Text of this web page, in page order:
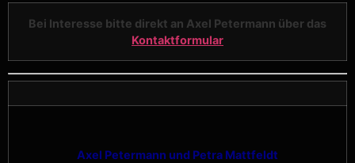
Bei Interesse bitte direkt an Axel Petermann über das
Kontaktformular
Axel Petermann und Petra Mattfeldt